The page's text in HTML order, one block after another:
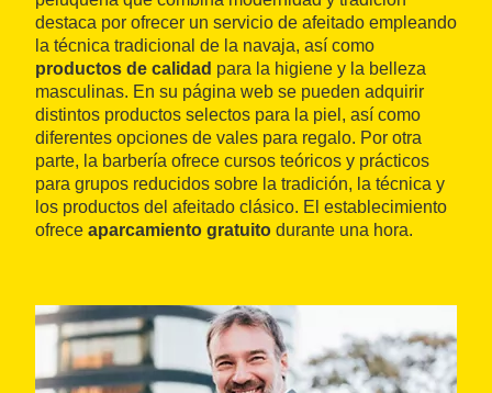
destaca por ofrecer un servicio de afeitado empleando
la técnica tradicional de la navaja, así como
productos de calidad para la higiene y la belleza
masculinas. En su página web se pueden adquirir
distintos productos selectos para la piel, así como
diferentes opciones de vales para regalo. Por otra
parte, la barbería ofrece cursos teóricos y prácticos
para grupos reducidos sobre la tradición, la técnica y
los productos del afeitado clásico. El establecimiento
ofrece aparcamiento gratuito durante una hora.